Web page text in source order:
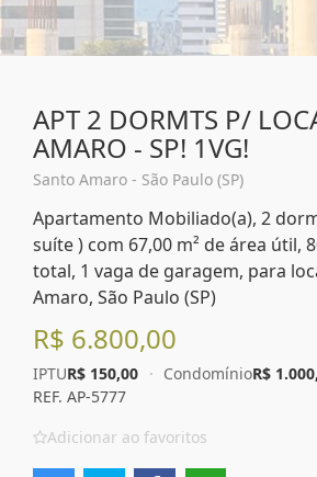
APT 2 DORMTS P/
AMARO - SP! 1VG!
Santo Amaro - São Paulo (SP)
Apartamento Mobiliado(a), 2
suíte ) com 67,00 m² de área útil,
total, 1 vaga de garagem, para
Amaro, São Paulo (SP)
R$ 6.800,00
IPTUR$ 150,00 · CondomínioR$
REF. AP-5777
Adicionar ao favoritos